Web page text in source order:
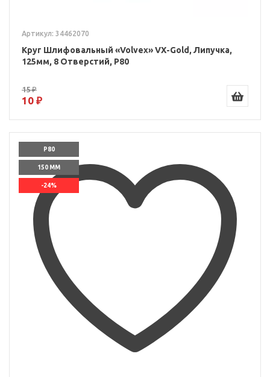
Артикул: 34462070
Круг Шлифовальный «Volvex» VX-Gold, Липучка,
125мм, 8 Отверстий, P80
15 ₽
10 ₽
P80
150 ММ
-24%